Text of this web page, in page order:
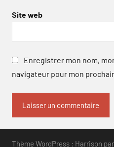
Site web
Enregistrer mon nom,
navigateur pour mon
Thème WordPress : Harrison